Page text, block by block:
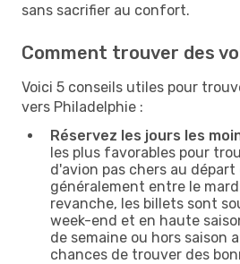
sans sacrifier au confort.
Comment trouver des
Voici 5 conseils utiles pour
vers Philadelphie :
Réservez les jours les
les plus favorables pour
d'avion pas chers au départ
généralement entre le
revanche, les billets sont
week-end et en haute
de semaine ou hors saison
chances de trouver des